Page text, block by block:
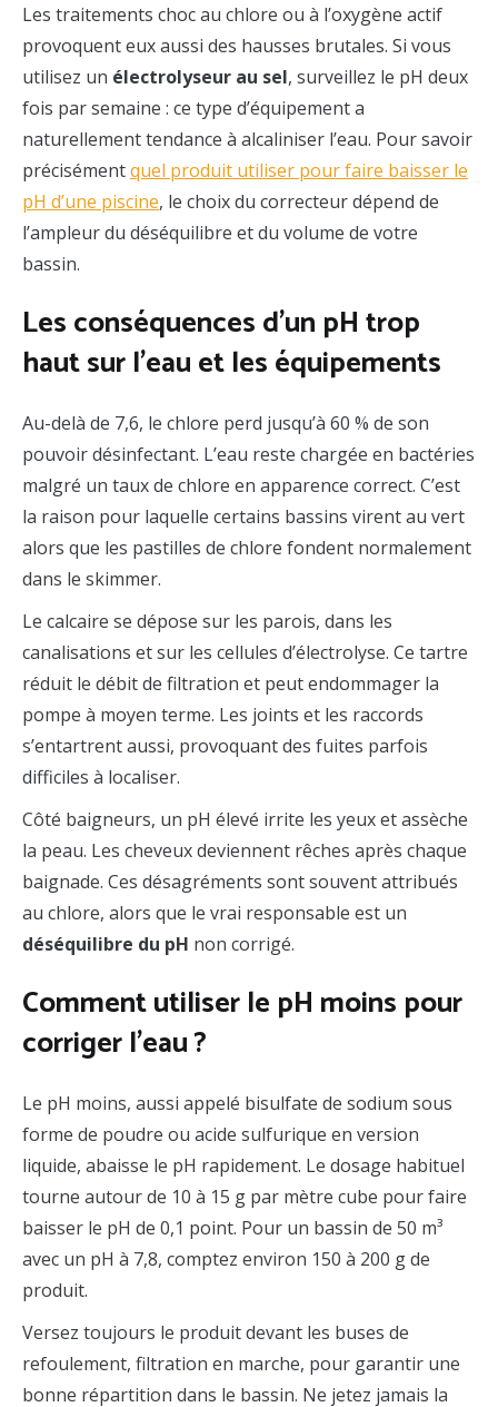
Les traitements choc au chlore ou à l’oxygène actif
provoquent eux aussi des hausses brutales. Si vous
utilisez un électrolyseur au sel, surveillez le pH deux
fois par semaine : ce type d’équipement a
naturellement tendance à alcaliniser l’eau. Pour savoir
précisémentquel produit utiliser pour faire baisser le
pH d’une piscine, le choix du correcteur dépend de
l’ampleur du déséquilibre et du volume de votre
bassin.
Les conséquences d’un pH trop
haut sur l’eau et les équipements
Au-delà de 7,6, le chlore perd jusqu’à 60 % de son
pouvoir désinfectant. L’eau reste chargée en bactéries
malgré un taux de chlore en apparence correct. C’est
la raison pour laquelle certains bassins virent au vert
alors que les pastilles de chlore fondent normalement
dans le skimmer.
Le calcaire se dépose sur les parois, dans les
canalisations et sur les cellules d’électrolyse. Ce tartre
réduit le débit de filtration et peut endommager la
pompe à moyen terme. Les joints et les raccords
s’entartrent aussi, provoquant des fuites parfois
difficiles à localiser.
Côté baigneurs, un pH élevé irrite les yeux et assèche
la peau. Les cheveux deviennent rêches après chaque
baignade. Ces désagréments sont souvent attribués
au chlore, alors que le vrai responsable est un
déséquilibre du pH non corrigé.
Comment utiliser le pH moins pour
corriger l’eau ?
Le pH moins, aussi appelé bisulfate de sodium sous
forme de poudre ou acide sulfurique en version
liquide, abaisse le pH rapidement. Le dosage habituel
tourne autour de 10 à 15 g par mètre cube pour faire
baisser le pH de 0,1 point. Pour un bassin de 50 m³
avec un pH à 7,8, comptez environ 150 à 200 g de
produit.
Versez toujours le produit devant les buses de
refoulement, filtration en marche, pour garantir une
bonne répartition dans le bassin. Ne jetez jamais la